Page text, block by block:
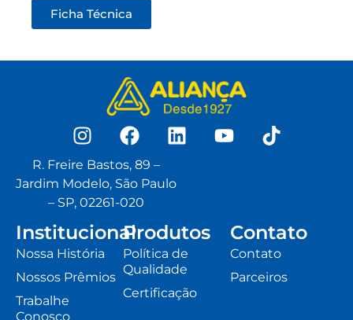
Ficha Técnica
R. Freire Bastos, 89 –
Jardim Modelo, São Paulo
– SP, 02261-020
Institucional
Nossa História
Nossos Prêmios
Trabalhe
Conosco
Produtos
Política de
Qualidade
Certificação
Contato
Contato
Parceiros